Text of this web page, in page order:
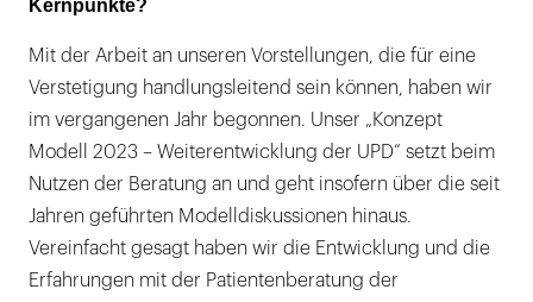
Kernpunkte?
Mit der Arbeit an unseren Vorstellungen, die für eine
Verstetigung handlungsleitend sein können, haben wir
im vergangenen Jahr begonnen. Unser „Konzept
Modell 2023 – Weiterentwicklung der UPD“ setzt beim
Nutzen der Beratung an und geht insofern über die seit
Jahren geführten Modelldiskussionen hinaus.
Vereinfacht gesagt haben wir die Entwicklung und die
Erfahrungen mit der Patientenberatung der